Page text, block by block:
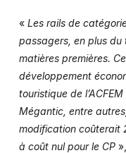
« Les rails de
passagers, en plus
matières premières.
développement
touristique de
Mégantic, entre
modification coûterait
à coût nul pour le CP